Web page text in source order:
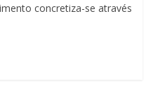
concretiza-se através